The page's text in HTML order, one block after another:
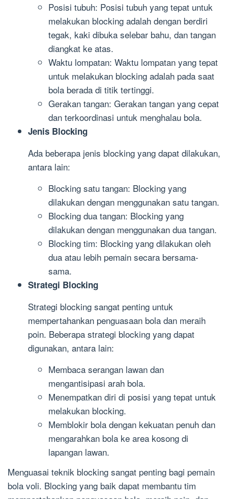
Posisi tubuh: Posisi tubuh yang tepat untuk
melakukan blocking adalah dengan berdiri
tegak, kaki dibuka selebar bahu, dan tangan
diangkat ke atas.
Waktu lompatan: Waktu lompatan yang tepat
untuk melakukan blocking adalah pada saat
bola berada di titik tertinggi.
Gerakan tangan: Gerakan tangan yang cepat
dan terkoordinasi untuk menghalau bola.
Jenis Blocking
Ada beberapa jenis blocking yang dapat dilakukan,
antara lain:
Blocking satu tangan: Blocking yang
dilakukan dengan menggunakan satu tangan.
Blocking dua tangan: Blocking yang
dilakukan dengan menggunakan dua tangan.
Blocking tim: Blocking yang dilakukan oleh
dua atau lebih pemain secara bersama-
sama.
Strategi Blocking
Strategi blocking sangat penting untuk
mempertahankan penguasaan bola dan meraih
poin. Beberapa strategi blocking yang dapat
digunakan, antara lain:
Membaca serangan lawan dan
mengantisipasi arah bola.
Menempatkan diri di posisi yang tepat untuk
melakukan blocking.
Memblokir bola dengan kekuatan penuh dan
mengarahkan bola ke area kosong di
lapangan lawan.
Menguasai teknik blocking sangat penting bagi pemain
bola voli. Blocking yang baik dapat membantu tim